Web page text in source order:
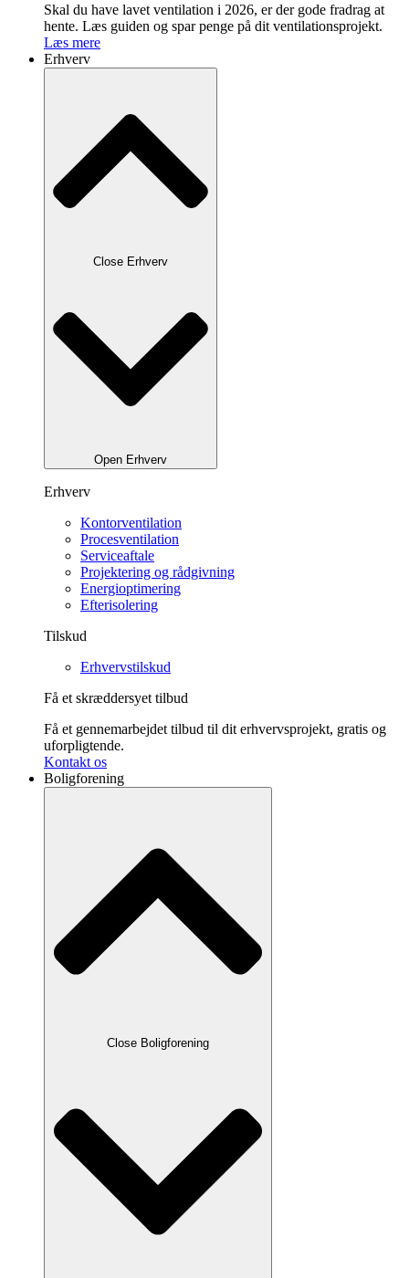
Skal du have lavet ventilation i 2026, er der gode fradrag at
hente. Læs guiden og spar penge på dit ventilationsprojekt.
Læs mere
Erhverv
Close Erhverv
Open Erhverv
Erhverv
Kontorventilation
Procesventilation
Serviceaftale
Projektering og rådgivning
Energioptimering
Efterisolering
Tilskud
Erhvervstilskud
Få et skræddersyet tilbud
Få et gennemarbejdet tilbud til dit erhvervsprojekt, gratis og
uforpligtende.
Kontakt os
Boligforening
Close Boligforening